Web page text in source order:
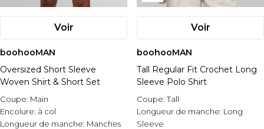
Voir
boohooMAN
Oversized Short Sleeve
Woven Shirt & Short Set
Coupe: Main
Encolure: à col
Longueur de manche: Manches
Voir
boohooMAN
Tall Regular Fit Crochet Long
Sleeve Polo Shirt
Coupe:Tall
Longueur de manche: Long
Sleeve